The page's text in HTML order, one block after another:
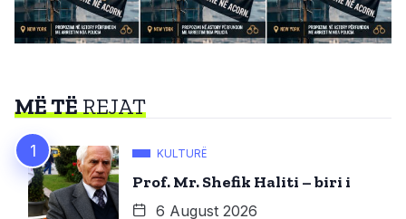
MË TËREJAT
KULTURË
Prof. Mr. Shefik Haliti – biri i
6 August 2026